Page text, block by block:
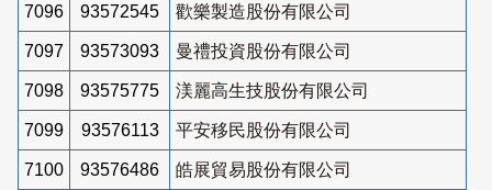
7096 93572545 歡樂製造股份有限公司
7097 93573093 曼禮投資股份有限公司
7098 93575775 渼麗高生技股份有限公司
7099 93576113 平安移民股份有限公司
7100 93576486
皓展貿易股份有限公司